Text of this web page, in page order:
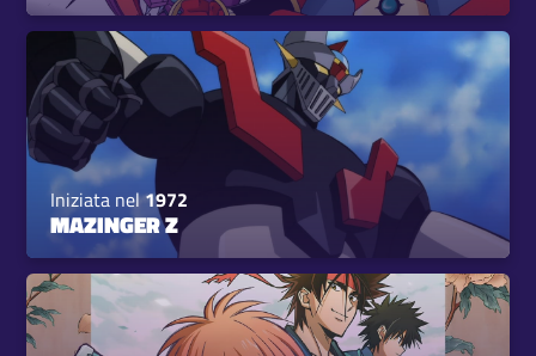
Iniziata nel1972
MAZINGER Z